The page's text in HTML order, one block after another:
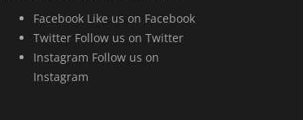
Facebook Like us on Facebook
Twitter Follow us on Twitter
Instagram Follow us on
Instagram